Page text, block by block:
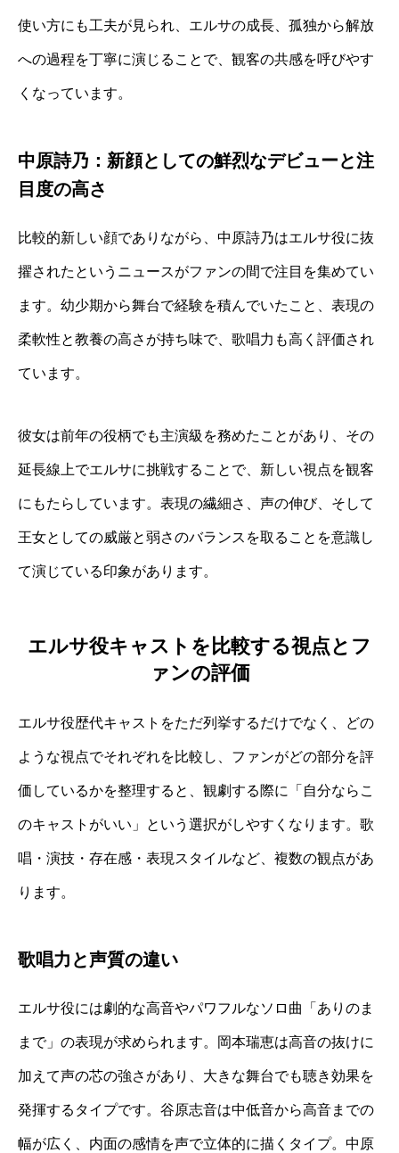
使い方にも工夫が見られ、エルサの成長、孤独から解放
への過程を丁寧に演じることで、観客の共感を呼びやす
くなっています。
中原詩乃：新顔としての鮮烈なデビューと注
目度の高さ
比較的新しい顔でありながら、中原詩乃はエルサ役に抜
擢されたというニュースがファンの間で注目を集めてい
ます。幼少期から舞台で経験を積んでいたこと、表現の
柔軟性と教養の高さが持ち味で、歌唱力も高く評価され
ています。
彼女は前年の役柄でも主演級を務めたことがあり、その
延長線上でエルサに挑戦することで、新しい視点を観客
にもたらしています。表現の繊細さ、声の伸び、そして
王女としての威厳と弱さのバランスを取ることを意識し
て演じている印象があります。
エルサ役キャストを比較する視点とフ
ァンの評価
エルサ役歴代キャストをただ列挙するだけでなく、どの
ような視点でそれぞれを比較し、ファンがどの部分を評
価しているかを整理すると、観劇する際に「自分ならこ
のキャストがいい」という選択がしやすくなります。歌
唱・演技・存在感・表現スタイルなど、複数の観点があ
ります。
歌唱力と声質の違い
エルサ役には劇的な高音やパワフルなソロ曲「ありのま
まで」の表現が求められます。岡本瑞恵は高音の抜けに
加えて声の芯の強さがあり、大きな舞台でも聴き効果を
発揮するタイプです。谷原志音は中低音から高音までの
幅が広く、内面の感情を声で立体的に描くタイプ。中原